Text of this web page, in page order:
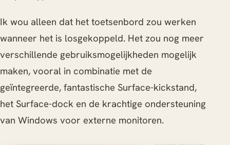
Ik wou alleen dat het toetsenbord zou werken
wanneer het is losgekoppeld. Het zou nog meer
verschillende gebruiksmogelijkheden mogelijk
maken, vooral in combinatie met de
geïntegreerde, fantastische Surface-kickstand,
het Surface-dock en de krachtige ondersteuning
van Windows voor externe monitoren.